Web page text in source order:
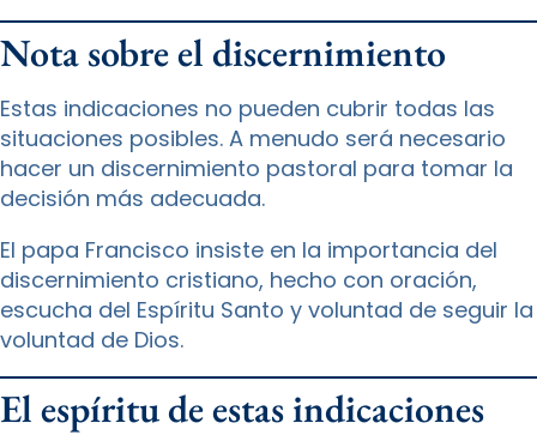
Nota sobre el discernimiento
Estas indicaciones no pueden cubrir todas las
situaciones posibles. A menudo será necesario
hacer un discernimiento pastoral para tomar la
decisión más adecuada.
El papa Francisco insiste en la importancia del
discernimiento cristiano, hecho con oración,
escucha del Espíritu Santo y voluntad de seguir la
voluntad de Dios.
El espíritu de estas indicaciones